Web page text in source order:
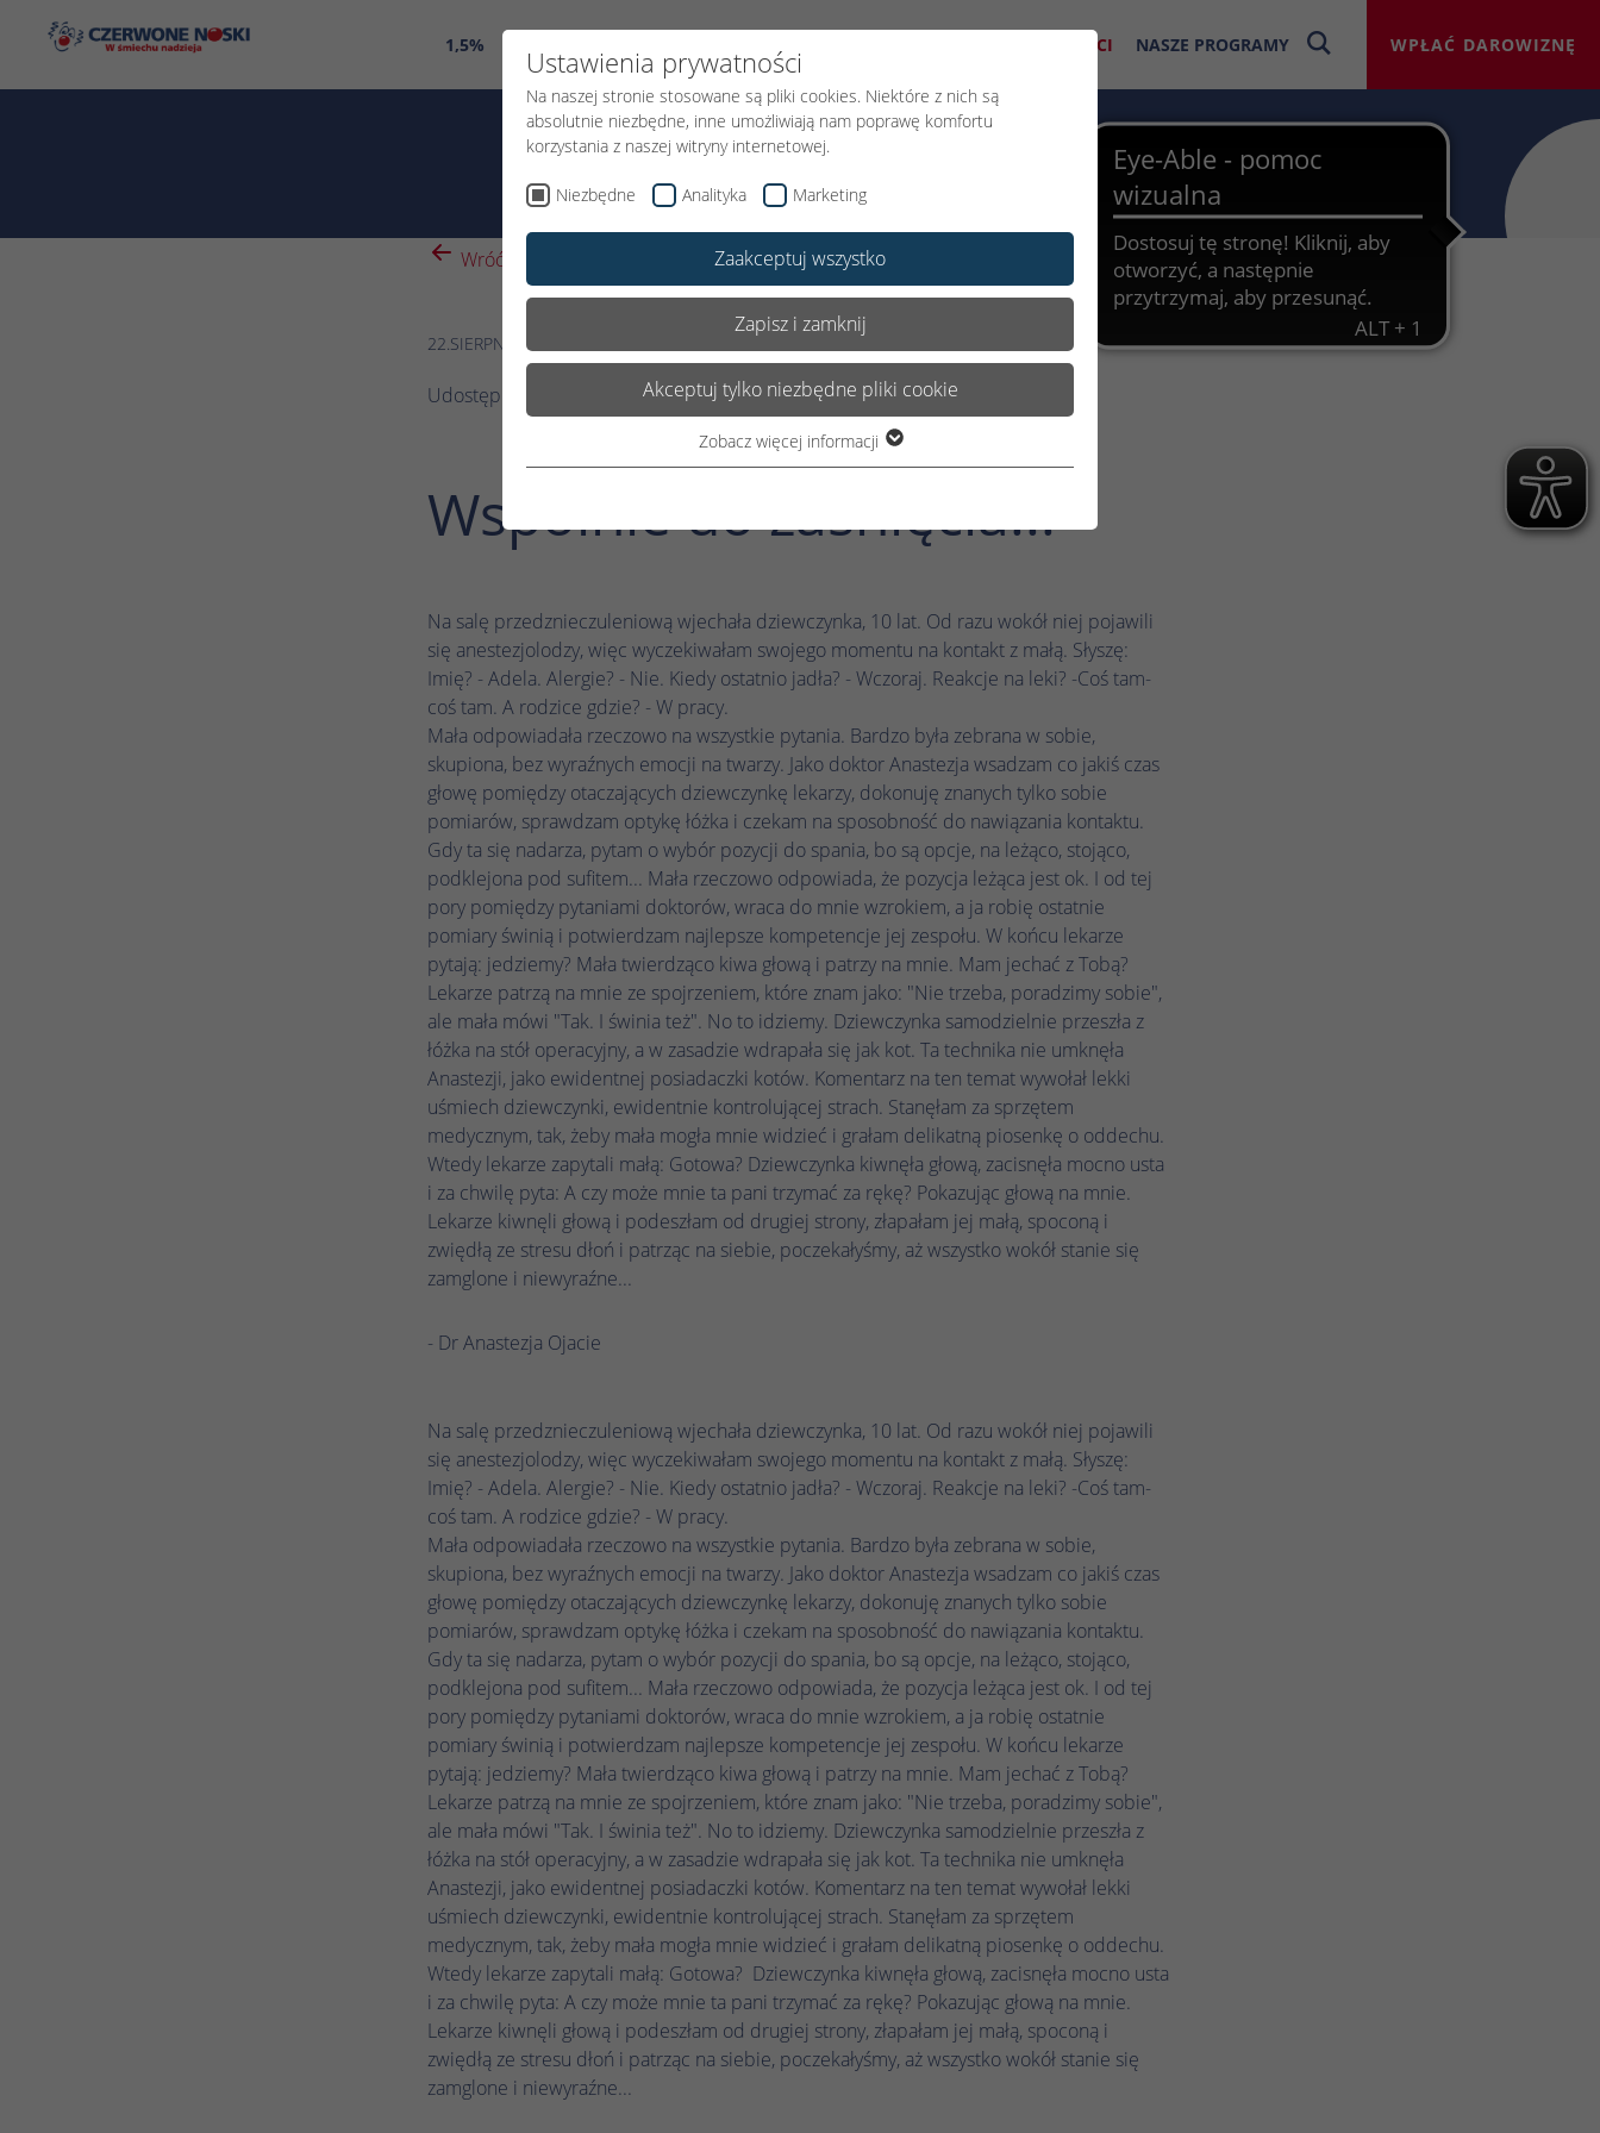
WPŁAĆ DAROWIZNĘ
1,5% AKTUALNOŚCI NASZE PROGRAMY
Wróć
22.SIERPNIA 2025
Udostępnij:
Wspólnie do zaśnięcia...
Na salę przedznieczuleniową wjechała dziewczynka, 10 lat. Od razu wokół niej pojawili
się anestezjolodzy, więc wyczekiwałam swojego momentu na kontakt z małą. Słyszę:
Imię? - Adela. Alergie? - Nie. Kiedy ostatnio jadła? - Wczoraj. Reakcje na leki? -Coś tam-
coś tam. A rodzice gdzie? - W pracy.
Mała odpowiadała rzeczowo na wszystkie pytania. Bardzo była zebrana w sobie,
skupiona, bez wyraźnych emocji na twarzy. Jako doktor Anastezja wsadzam co jakiś czas
głowę pomiędzy otaczających dziewczynkę lekarzy, dokonuję znanych tylko sobie
pomiarów, sprawdzam optykę łóżka i czekam na sposobność do nawiązania kontaktu.
Gdy ta się nadarza, pytam o wybór pozycji do spania, bo są opcje, na leżąco, stojąco,
podklejona pod sufitem... Mała rzeczowo odpowiada, że pozycja leżąca jest ok. I od tej
pory pomiędzy pytaniami doktorów, wraca do mnie wzrokiem, a ja robię ostatnie
pomiary świnią i potwierdzam najlepsze kompetencje jej zespołu. W końcu lekarze
pytają: jedziemy? Mała twierdząco kiwa głową i patrzy na mnie. Mam jechać z Tobą?
Lekarze patrzą na mnie ze spojrzeniem, które znam jako: "Nie trzeba, poradzimy sobie",
ale mała mówi "Tak. I świnia też". No to idziemy. Dziewczynka samodzielnie przeszła z
łóżka na stół operacyjny, a w zasadzie wdrapała się jak kot. Ta technika nie umknęła
Anastezji, jako ewidentnej posiadaczki kotów. Komentarz na ten temat wywołał lekki
uśmiech dziewczynki, ewidentnie kontrolującej strach. Stanęłam za sprzętem
medycznym, tak, żeby mała mogła mnie widzieć i grałam delikatną piosenkę o oddechu.
Wtedy lekarze zapytali małą: Gotowa? Dziewczynka kiwnęła głową, zacisnęła mocno usta
i za chwilę pyta: A czy może mnie ta pani trzymać za rękę? Pokazując głową na mnie.
Lekarze kiwnęli głową i podeszłam od drugiej strony, złapałam jej małą, spoconą i
zwiędłą ze stresu dłoń i patrząc na siebie, poczekałyśmy, aż wszystko wokół stanie się
zamglone i niewyraźne...
- Dr Anastezja Ojacie
Na salę przedznieczuleniową wjechała dziewczynka, 10 lat. Od razu wokół niej pojawili
się anestezjolodzy, więc wyczekiwałam swojego momentu na kontakt z małą. Słyszę:
Imię? - Adela. Alergie? - Nie. Kiedy ostatnio jadła? - Wczoraj. Reakcje na leki? -Coś tam-
coś tam. A rodzice gdzie? - W pracy.
Mała odpowiadała rzeczowo na wszystkie pytania. Bardzo była zebrana w sobie,
skupiona, bez wyraźnych emocji na twarzy. Jako doktor Anastezja wsadzam co jakiś czas
głowę pomiędzy otaczających dziewczynkę lekarzy, dokonuję znanych tylko sobie
pomiarów, sprawdzam optykę łóżka i czekam na sposobność do nawiązania kontaktu.
Gdy ta się nadarza, pytam o wybór pozycji do spania, bo są opcje, na leżąco, stojąco,
podklejona pod sufitem... Mała rzeczowo odpowiada, że pozycja leżąca jest ok. I od tej
pory pomiędzy pytaniami doktorów, wraca do mnie wzrokiem, a ja robię ostatnie
pomiary świnią i potwierdzam najlepsze kompetencje jej zespołu. W końcu lekarze
pytają: jedziemy? Mała twierdząco kiwa głową i patrzy na mnie. Mam jechać z Tobą?
Lekarze patrzą na mnie ze spojrzeniem, które znam jako: "Nie trzeba, poradzimy sobie",
ale mała mówi "Tak. I świnia też". No to idziemy. Dziewczynka samodzielnie przeszła z
łóżka na stół operacyjny, a w zasadzie wdrapała się jak kot. Ta technika nie umknęła
Anastezji, jako ewidentnej posiadaczki kotów. Komentarz na ten temat wywołał lekki
uśmiech dziewczynki, ewidentnie kontrolującej strach. Stanęłam za sprzętem
medycznym, tak, żeby mała mogła mnie widzieć i grałam delikatną piosenkę o oddechu.
Wtedy lekarze zapytali małą: Gotowa? Dziewczynka kiwnęła głową, zacisnęła mocno usta
i za chwilę pyta: A czy może mnie ta pani trzymać za rękę? Pokazując głową na mnie.
Lekarze kiwnęli głową i podeszłam od drugiej strony, złapałam jej małą, spoconą i
zwiędłą ze stresu dłoń i patrząc na siebie, poczekałyśmy, aż wszystko wokół stanie się
zamglone i niewyraźne...
Ustawienia prywatności
Na naszej stronie stosowane są pliki cookies. Niektóre z nich są
absolutnie niezbędne, inne umożliwiają nam poprawę komfortu
korzystania z naszej witryny internetowej.
Niezbędne Analityka Marketing
Zaakceptuj wszystko
Zapisz i zamknij
Akceptuj tylko niezbędne pliki cookie
prawidłowo.
Dostawca TYPO3
Czas trwania 1 rok
Zamiar
Ten plik cookie służy do zapisywania ustawień
plików cookie dla tej witryny internetowej.
Nazwa SgCookieOptin.lastPreferences
Dostawca TYPO3
Czas trwania 1 rok
Zamiar
Ta wartość zapisuje Twoje ustawienia zgody.
Obejmuje to między innymi losowo
wygenerowany identyfikator służący do
historycznego przechowywania wprowadzonych
ustawień, jeśli operator strony internetowej tak
to skonfigurował.
Analityka
Nazwa _ga
Dostawca Google Analytics
Czas trwania 1 rok 1 miesiąc 4 dni
Zamiar
Plik cookie _ga, instalowany przez Google
Analytics, oblicza dane dotyczące odwiedzających,
sesji i kampanii, a także śledzi wykorzystanie
witryny na potrzeby raportu analitycznego witryny.
Plik cookie przechowuje informacje anonimowo i
przypisuje losowo wygenerowany numer w celu
rozpoznania unikalnych gości.
Nazwa _ga_.*
Dostawca Google Analytics
Czas trwania 1 rok 1 miesiąc 4 dni
Zamiar
Google Analytics ustawia ten plik cookie do
Nazwa
Czas trwania 1 rok
Zamiar
Microsoft Clarity ustawia ten plik cookie, aby
zachować identyfikator użytkownika Clarity
przeglądarki i ustawienia wyłącznie dla tej witryny.
Gwarantuje to, że działania podejmowane
podczas kolejnych wizyt na tej samej stronie
zostaną powiązane z tym samym identyfikatorem
użytkownika.
Nazwa _clsk
Dostawca Microsoft Clarity
Czas trwania 1 dzień
Zamiar
Microsoft Clarity ustawia ten plik cookie w celu
przechowywania i konsolidowania odsłon strony
użytkownika w jedno nagranie sesji.
Nazwa _hjSession_.*
Dostawca Hotjar
Wyświetl informacje o plikach cookie
Marketing
Nazwa _fbp
Dostawca Meta Pixel
Czas trwania 3 miesiące
Zamiar
Facebook ustawia ten plik cookie w celu
przechowywania i śledzenia interakcji.
Nazwa _gcl_au
Dostawca Google Ads
Czas trwania 3 miesiące
Zamiar
Google Tag Manager ustawia ten plik cookie w
celu eksperymentowania z efektywnością reklam
Nazwa
Czas trwania 13 miesięcy
Zamiar
Targetowanie/remarketing, pomiar skuteczności
reklam
Wyświetl informacje o plikach cookie
Zobacz więcej informacji